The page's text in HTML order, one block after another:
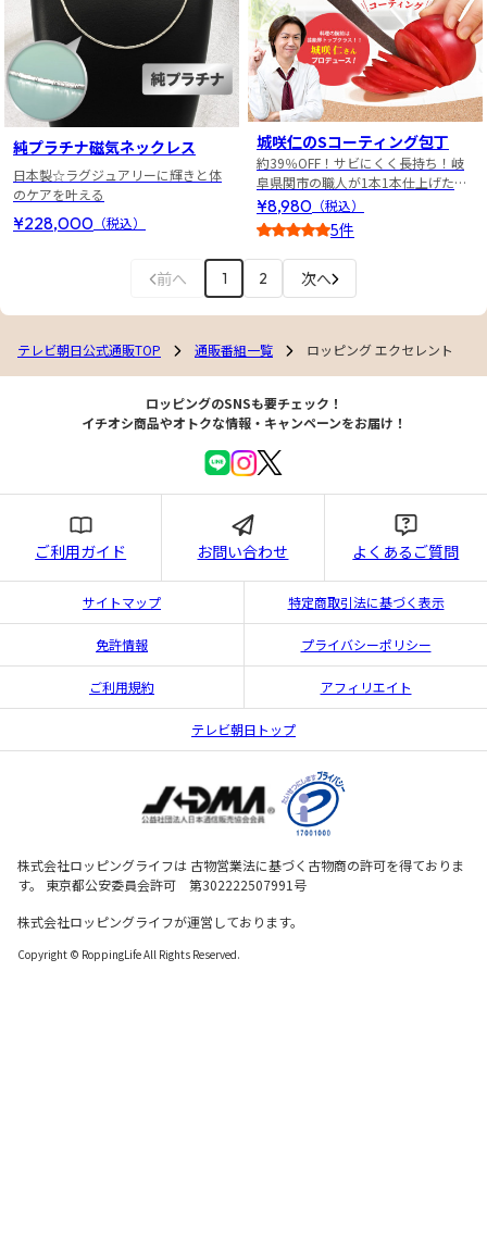
純プラチナ磁気ネックレス
日本製☆ラグジュアリーに輝きと体
のケアを叶える
¥228,000 （税込）
城咲仁のSコーティング包丁
約39％OFF！サビにくく長持ち！岐
阜県関市の職人が1本1本仕上げた切
れ味鋭い包丁！
¥8,980 （税込）
5件
前へ 1 2 次へ
テレビ朝日公式通販TOP 通販番組一覧 ロッピング エクセレント
ロッピングのSNSも要チェック！
イチオシ商品やオトクな情報・キャンペーンをお届け！
ご利用ガイド お問い合わせ よくあるご質問
サイトマップ 特定商取引法に基づく表示
免許情報 プライバシーポリシー
ご利用規約 アフィリエイト
テレビ朝日トップ
株式会社ロッピングライフは 古物営業法に基づく古物商の許可を得ておりま
す。 東京都公安委員会許可 第302222507991号
株式会社ロッピングライフが運営しております。
Copyright © RoppingLife All Rights Reserved.